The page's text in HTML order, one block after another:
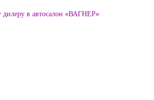
дилеру в автосалон «ВАГНЕР»